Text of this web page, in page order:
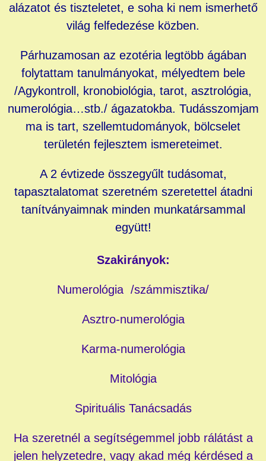
alázatot és tiszteletet, e soha ki nem ismerhető
világ felfedezése közben.
Párhuzamosan az ezotéria legtöbb ágában
folytattam tanulmányokat, mélyedtem bele
/Agykontroll, kronobiológia, tarot, asztrológia,
numerológia…stb./ ágazatokba. Tudásszomjam
ma is tart, szellemtudományok, bölcselet
területén fejlesztem ismereteimet.
A 2 évtizede összegyűlt tudásomat,
tapasztalatomat szeretném szeretettel átadni
tanítványaimnak minden munkatársammal
együtt!
Szakirányok:
Numerológia /számmisztika/
Asztro-numerológia
Karma-numerológia
Mitológia
Spirituális Tanácsadás
Ha szeretnél a segítségemmel jobb rálátást a
jelen helyzetedre, vagy akad még kérdésed a